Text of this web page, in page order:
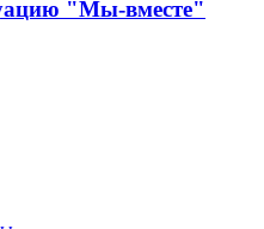
"Мы-вместе"